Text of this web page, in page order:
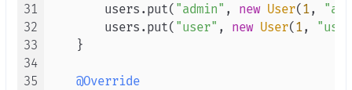
31
32
33
34
35
        users.put(
"admin" , new User( 1,
        users.put(
"user" , new User( 1,
    }
@Override